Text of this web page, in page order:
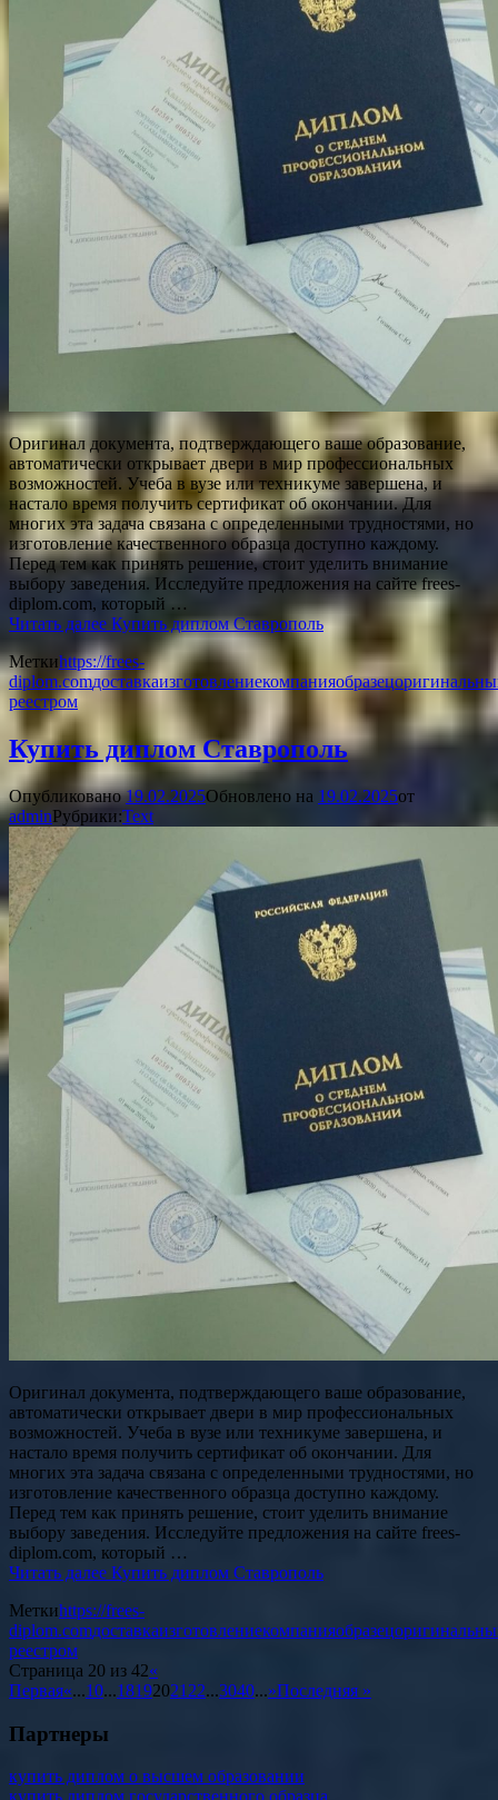
Оригинал документа, подтверждающего ваше образование,
автоматически открывает двери в мир профессиональных
возможностей. Учеба в вузе или техникуме завершена, и
настало время получить сертификат об окончании. Для
многих эта задача связана с определенными трудностями, но
изготовление качественного образца доступно каждому.
Перед тем как принять решение, стоит уделить внимание
выбору заведения. Исследуйте предложения на сайте frees-
diplom.com, который …
Читать далее Купить диплом Ставрополь
Меткиhttps://frees-
diplom.comдоставкаизготовлениекомпанияобразец
реестром
Купить диплом Ставрополь
Опубликовано19.02.2025Обновлено на 19.02.2025от
adminРубрики:Text
Оригинал документа, подтверждающего ваше образование,
автоматически открывает двери в мир профессиональных
возможностей. Учеба в вузе или техникуме завершена, и
настало время получить сертификат об окончании. Для
многих эта задача связана с определенными трудностями, но
изготовление качественного образца доступно каждому.
Перед тем как принять решение, стоит уделить внимание
выбору заведения. Исследуйте предложения на сайте frees-
diplom.com, который …
Читать далее Купить диплом Ставрополь
Меткиhttps://frees-
diplom.comдоставкаизготовлениекомпанияобразец
реестром
Страница 20 из 42«
Первая«...10...18192021 22...3040...»Последняя »
Партнеры
купить диплом о высшем образовании